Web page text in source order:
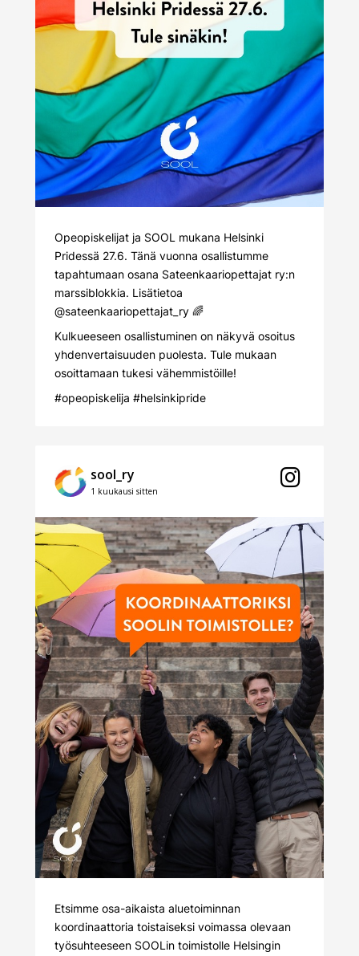
Opeopiskelijat ja SOOL mukana Helsinki
Pridessä 27.6. Tänä vuonna osallistumme
tapahtumaan osana Sateenkaariopettajat ry:n
marssiblokkia. Lisätietoa
@sateenkaariopettajat_ry 🌈
Kulkueeseen osallistuminen on näkyvä osoitus
yhdenvertaisuuden puolesta. Tule mukaan
osoittamaan tukesi vähemmistöille!
#opeopiskelija #helsinkipride
sool_ry
1 kuukausi sitten
Etsimme osa-aikaista aluetoiminnan
koordinaattoria toistaiseksi voimassa olevaan
työsuhteeseen SOOLin toimistolle Helsingin